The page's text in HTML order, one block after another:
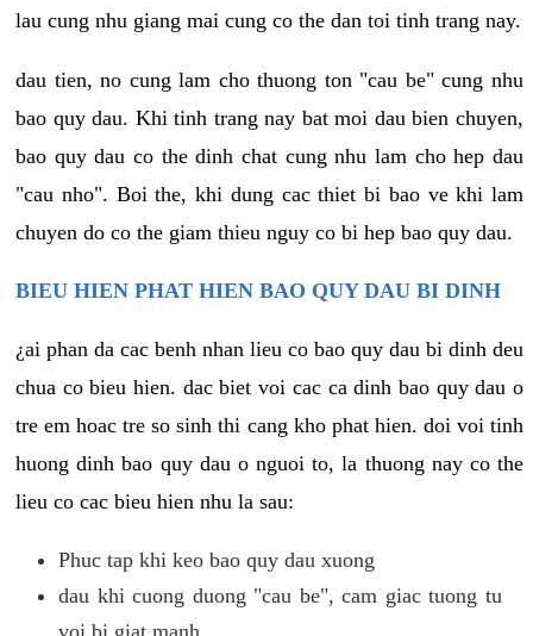
lau cung nhu giang mai cung co the dan toi tinh trang nay.
dau tien, no cung lam cho thuong ton "cau be" cung nhu
bao quy dau. Khi tinh trang nay bat moi dau bien chuyen,
bao quy dau co the dinh chat cung nhu lam cho hep dau
"cau nho". Boi the, khi dung cac thiet bi bao ve khi lam
chuyen do co the giam thieu nguy co bi hep bao quy dau.
BIEU HIEN PHAT HIEN BAO QUY DAU BI DINH
¿ai phan da cac benh nhan lieu co bao quy dau bi dinh deu
chua co bieu hien. dac biet voi cac ca dinh bao quy dau o
tre em hoac tre so sinh thi cang kho phat hien. doi voi tinh
huong dinh bao quy dau o nguoi to, la thuong nay co the
lieu co cac bieu hien nhu la sau:
Phuc tap khi keo bao quy dau xuong
dau khi cuong duong "cau be", cam giac tuong tu